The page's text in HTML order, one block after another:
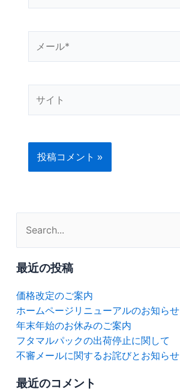
*
索
対
象:
最近の投稿
価格改定のご案内
ホームページリニューアルのお知らせ
年末年始のお休みのご案内
フタマルパックの出荷停止に関して
不審メールに関するお詫びとお知らせ
最近のコメント